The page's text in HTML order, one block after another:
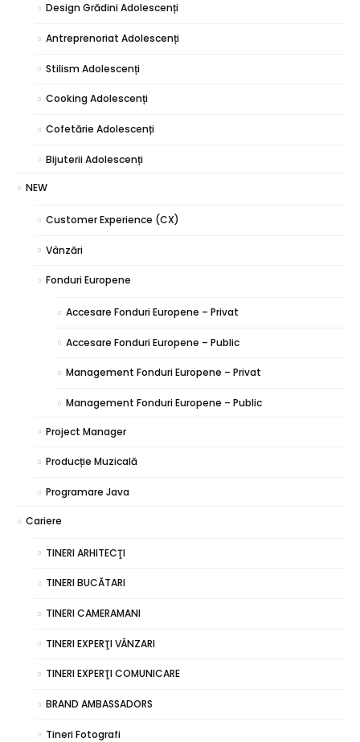
Design Grădini Adolescenți
Antreprenoriat Adolescenți
Stilism Adolescenți
Cooking Adolescenți
Cofetărie Adolescenți
Bijuterii Adolescenți
NEW
Customer Experience (CX)
Vânzări
Fonduri Europene
Accesare Fonduri Europene – Privat
Accesare Fonduri Europene – Public
Management Fonduri Europene – Privat
Management Fonduri Europene – Public
Project Manager
Producție Muzicală
Programare Java
Cariere
TINERI ARHITECŢI
TINERI BUCĂTARI
TINERI CAMERAMANI
TINERI EXPERŢI VÂNZARI
TINERI EXPERŢI COMUNICARE
BRAND AMBASSADORS
Tineri Fotografi